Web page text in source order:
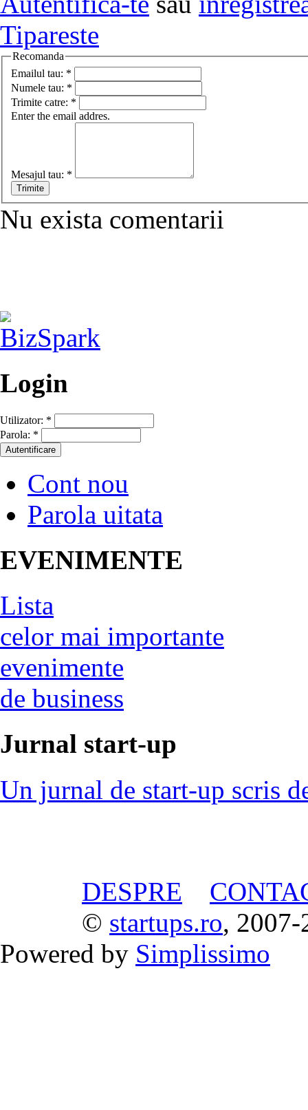
Tipareste
Recomanda
Emailul tau: *
Numele tau: *
Trimite catre: *
Enter the email addres.
Mesajul tau: *
Nu exista comentarii
Login
Utilizator: *
Parola: *
Cont nou
Parola uitata
EVENIMENTE
Lista
celor mai importante
evenimente
de business
Jurnal start-up
Un jurnal de start-up scris
DESPRE
© startups.ro, 2007-
Powered by Simplissimo